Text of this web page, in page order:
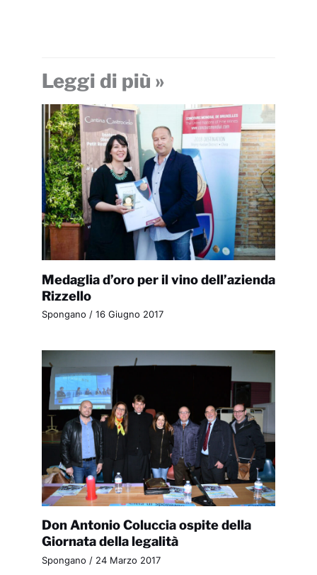
Leggi di più »
Medaglia d’oro per il vino dell’azienda
Rizzello
Spongano / 16 Giugno 2017
Don Antonio Coluccia ospite della
Giornata della legalità
Spongano / 24 Marzo 2017